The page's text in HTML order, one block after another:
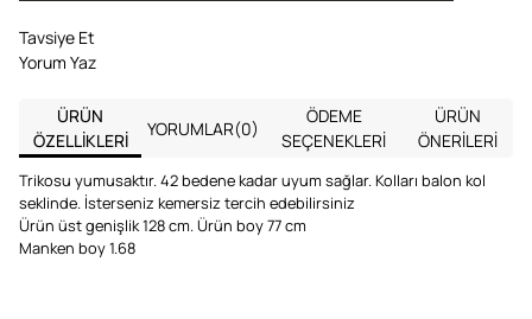
Tavsiye Et
Yorum Yaz
ÜRÜN
ÖZELLIKLERI
YORUMLAR(0)
ÖDEME
SEÇENEKLERI
ÜRÜN
ÖNERILERI
Trikosu yumusaktır. 42 bedene kadar uyum sağlar. Kolları balon kol
seklinde. İsterseniz kemersiz tercih edebilirsiniz
Ürün üst genişlik 128 cm. Ürün boy 77 cm
Manken boy 1.68